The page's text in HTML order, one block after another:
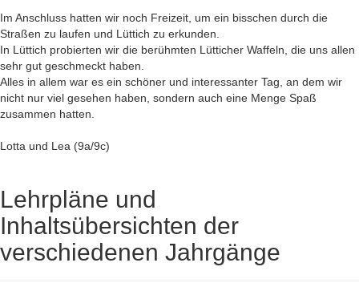
Im Anschluss hatten wir noch Freizeit, um ein bisschen durch die
Straßen zu laufen und Lüttich zu erkunden.
In Lüttich probierten wir die berühmten Lütticher Waffeln, die uns allen
sehr gut geschmeckt haben.
Alles in allem war es ein schöner und interessanter Tag, an dem wir
nicht nur viel gesehen haben, sondern auch eine Menge Spaß
zusammen hatten.
Lotta und Lea (9a/9c)
Lehrpläne und
Inhaltsübersichten der
verschiedenen Jahrgänge